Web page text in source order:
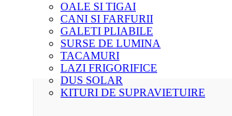
OALE SI TIGAI
CANI SI FARFURII
GALETI PLIABILE
SURSE DE LUMINA
TACAMURI
LAZI FRIGORIFICE
DUS SOLAR
KITURI DE SUPRAVIETUIRE